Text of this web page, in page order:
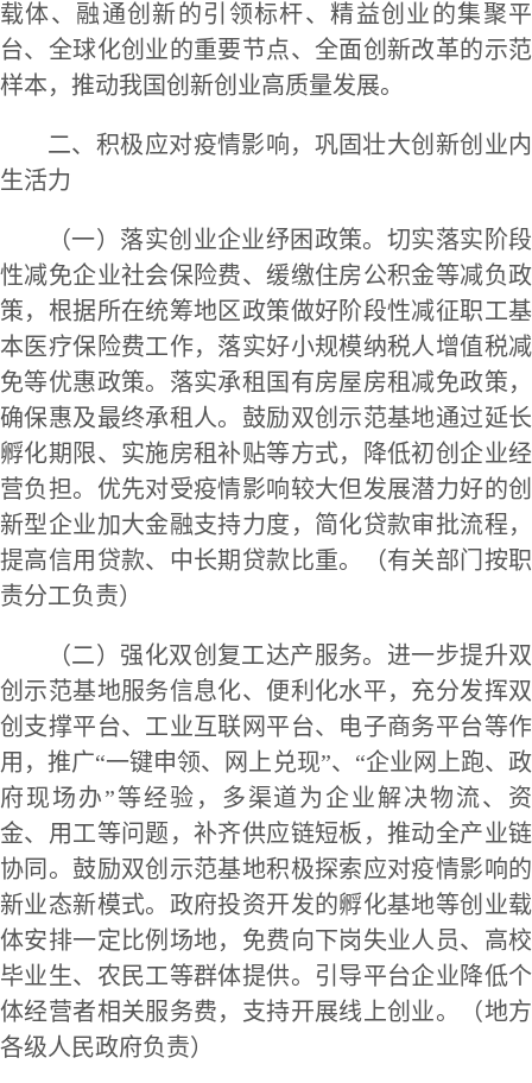
载体、融通创新的引领标杆、精益创业的集聚平
台、全球化创业的重要节点、全面创新改革的示范
样本，推动我国创新创业高质量发展。
二、积极应对疫情影响，巩固壮大创新创业内
生活力
（一）落实创业企业纾困政策。切实落实阶段
性减免企业社会保险费、缓缴住房公积金等减负政
策，根据所在统筹地区政策做好阶段性减征职工基
本医疗保险费工作，落实好小规模纳税人增值税减
免等优惠政策。落实承租国有房屋房租减免政策，
确保惠及最终承租人。鼓励双创示范基地通过延长
孵化期限、实施房租补贴等方式，降低初创企业经
营负担。优先对受疫情影响较大但发展潜力好的创
新型企业加大金融支持力度，简化贷款审批流程，
提高信用贷款、中长期贷款比重。（有关部门按职
责分工负责）
（二）强化双创复工达产服务。进一步提升双
创示范基地服务信息化、便利化水平，充分发挥双
创支撑平台、工业互联网平台、电子商务平台等作
用，推广“一键申领、网上兑现”、“企业网上跑、政
府现场办”等经验，多渠道为企业解决物流、资
金、用工等问题，补齐供应链短板，推动全产业链
协同。鼓励双创示范基地积极探索应对疫情影响的
新业态新模式。政府投资开发的孵化基地等创业载
体安排一定比例场地，免费向下岗失业人员、高校
毕业生、农民工等群体提供。引导平台企业降低个
体经营者相关服务费，支持开展线上创业。（地方
各级人民政府负责）